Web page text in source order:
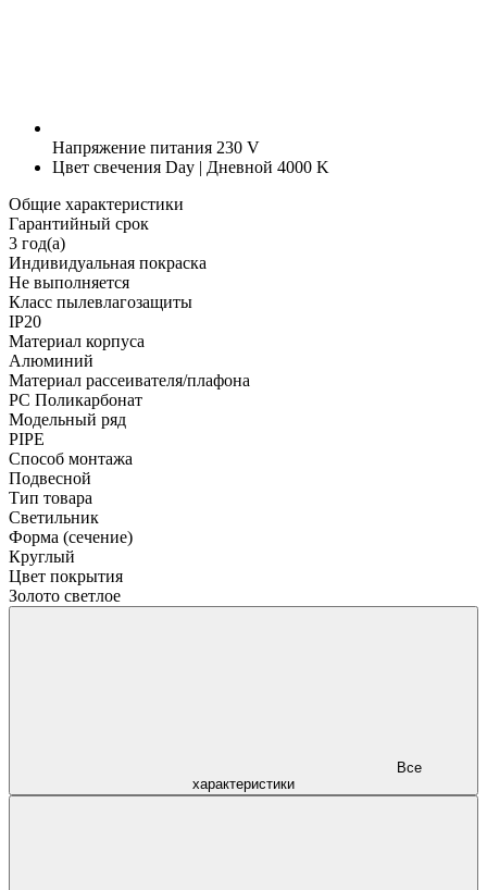
Напряжение питания 230 V
Цвет свечения Day | Дневной 4000 K
Общие характеристики
Гарантийный срок
3 год(а)
Индивидуальная покраска
Не выполняется
Класс пылевлагозащиты
IP20
Материал корпуса
Алюминий
Материал рассеивателя/плафона
PC Поликарбонат
Модельный ряд
PIPE
Способ монтажа
Подвесной
Тип товара
Светильник
Форма (сечение)
Круглый
Цвет покрытия
Золото светлое
характеристики